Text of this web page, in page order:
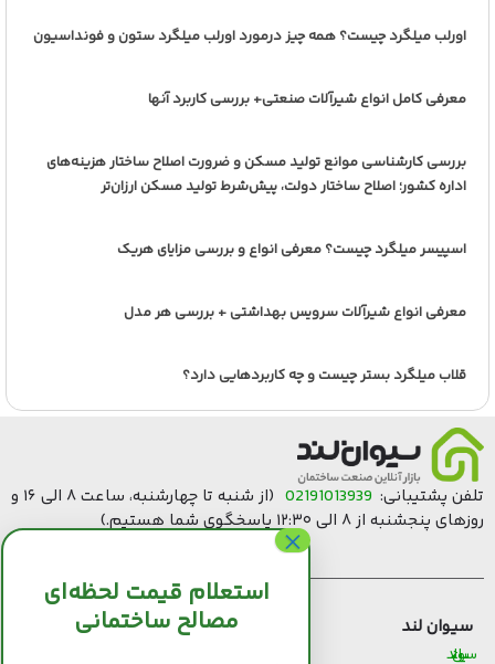
اورلب میلگرد چیست؟ همه چیز درمورد اورلب میلگرد ستون و فونداسیون
معرفی کامل انواع شیرآلات صنعتی+ بررسی کاربرد آنها
بررسی کارشناسی موانع تولید مسکن و ضرورت اصلاح ساختار هزینه‌های
اداره کشور؛ اصلاح ساختار دولت، پیش‌شرط تولید مسکن ارزان‌تر
اسپیسر میلگرد چیست؟ معرفی انواع و بررسی مزایای هریک
معرفی انواع شیرآلات سرویس بهداشتی + بررسی هر مدل
قلاب میلگرد بستر چیست و چه کاربردهایی دارد؟
تلفن پشتیبانی:02191013939
(از شنبه تا چهارشنبه، ساعت ۸ الی ۱۶ و
روزهای پنجشنبه از ۸ الی ۱۲:۳۰ پاسخگوی شما هستیم.)
سیوان لند
سیوان لند
قیمت مصالح ساختمانی
استعلام قیمت لحظه‌ای
مصالح ساختمانی